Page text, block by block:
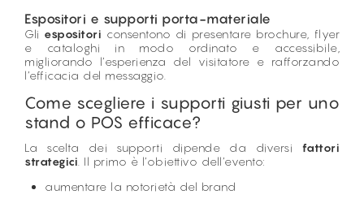
Espositori e supporti porta-materiale
Gli espositori consentono di presentare brochure, flyer
e cataloghi in modo ordinato e accessibile,
migliorando l’esperienza del visitatore e rafforzando
l’efficacia del messaggio.
Come scegliere i supporti giusti per uno
stand o POS efficace?
La scelta dei supporti dipende da diversi fattori
strategici . Il primo è l’obiettivo dell’evento:
aumentare la notorietà del brand